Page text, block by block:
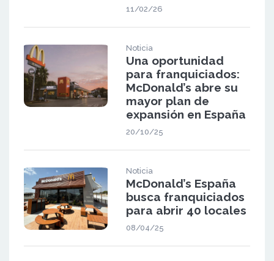
11/02/26
Noticia
Una oportunidad
para franquiciados:
McDonald’s abre su
mayor plan de
expansión en España
20/10/25
Noticia
McDonald’s España
busca franquiciados
para abrir 40 locales
08/04/25